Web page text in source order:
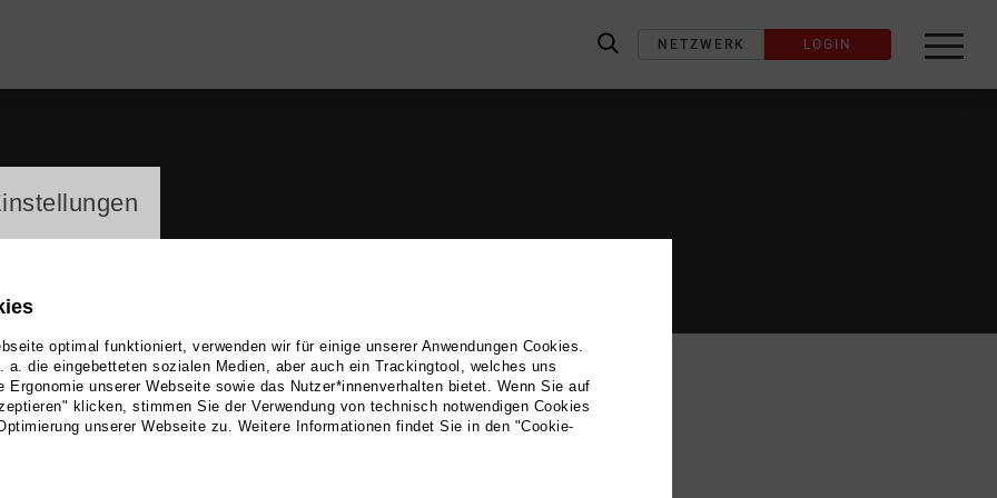
label_search
NETZWERK LOGIN
Carter
optimal funktioniert, verwenden wir für einige unserer Anwendungen Cookies.
a. die eingebetteten sozialen Medien, aber auch ein Trackingtool, welches uns
Ergonomie unserer Webseite sowie das Nutzer*innenverhalten bietet. Wenn Sie auf
klicken, stimmen Sie der Verwendung von technisch notwendigen Cookies
unserer Webseite zu. Weitere Informationen findet Sie in den "Cookie-